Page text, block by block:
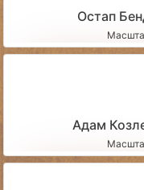
Остап
Адам